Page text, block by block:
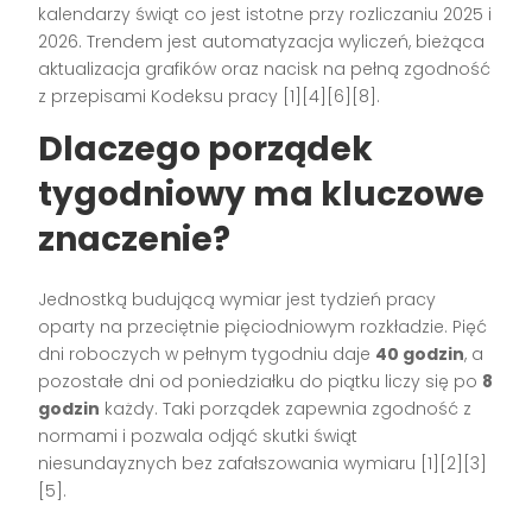
kalendarzy świąt co jest istotne przy rozliczaniu 2025 i
2026. Trendem jest automatyzacja wyliczeń, bieżąca
aktualizacja grafików oraz nacisk na pełną zgodność
z przepisami Kodeksu pracy [1][4][6][8].
Dlaczego porządek
tygodniowy ma kluczowe
znaczenie?
Jednostką budującą wymiar jest tydzień pracy
oparty na przeciętnie pięciodniowym rozkładzie. Pięć
dni roboczych w pełnym tygodniu daje 40 godzin, a
pozostałe dni od poniedziałku do piątku liczy się po 8
godzin każdy. Taki porządek zapewnia zgodność z
normami i pozwala odjąć skutki świąt
niesundayznych bez zafałszowania wymiaru [1][2][3]
[5].